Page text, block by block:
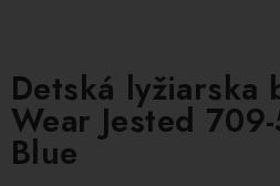
Detská lyžiarska
Wear Jested
Blue